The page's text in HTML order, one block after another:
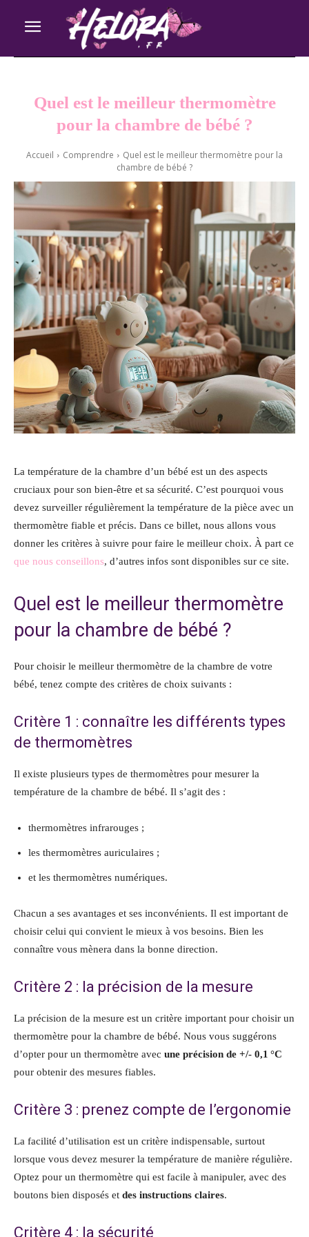
Quel est le meilleur thermomètre
pour la chambre de bébé ?
Accueil Comprendre
Quel est le meilleur thermomètre pour la
chambre de bébé ?
La température de la chambre d’un bébé est un des aspects
cruciaux pour son bien-être et sa sécurité. C’est pourquoi vous
devez surveiller régulièrement la température de la pièce avec un
thermomètre fiable et précis. Dans ce billet, nous allons vous
donner les critères à suivre pour faire le meilleur choix. À part ce
que nous conseillons, d’autres infos sont disponibles sur ce site.
Quel est le meilleur thermomètre
pour la chambre de bébé ?
Pour choisir le meilleur thermomètre de la chambre de votre
bébé, tenez compte des critères de choix suivants :
Critère 1 : connaître les différents types
de thermomètres
Il existe plusieurs types de thermomètres pour mesurer la
température de la chambre de bébé. Il s’agit des :
thermomètres infrarouges ;
les thermomètres auriculaires ;
et les thermomètres numériques.
Chacun a ses avantages et ses inconvénients. Il est important de
choisir celui qui convient le mieux à vos besoins. Bien les
connaître vous mènera dans la bonne direction.
Critère 2 : la précision de la mesure
La précision de la mesure est un critère important pour choisir un
thermomètre pour la chambre de bébé. Nous vous suggérons
d’opter pour un thermomètre avec une précision de +/- 0,1 °C
pour obtenir des mesures fiables.
Critère 3 : prenez compte de l’ergonomie
La facilité d’utilisation est un critère indispensable, surtout
lorsque vous devez mesurer la température de manière régulière.
Optez pour un thermomètre qui est facile à manipuler, avec des
boutons bien disposés et des instructions claires.
Critère 4 : la sécurité